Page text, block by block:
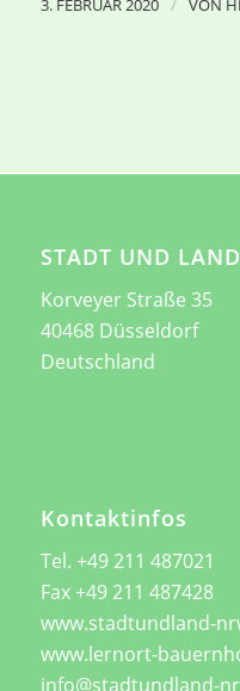
3. FEBRUAR 2020 VON
STADT UND
Korveyer Straße 35
40468 Düsseldorf
Deutschland
Kontaktinfos
Tel. +49 211 487021
Fax +49 211 487428
www.stadtundland-
www.lernort-
info@stadtundland-